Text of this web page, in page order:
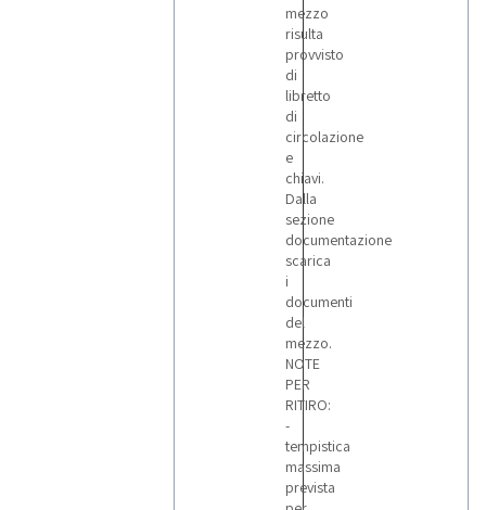
mezzo
risulta
provvisto
di
libretto
di
circolazione
e
chiavi.
Dalla
sezione
documentazione
scarica
i
documenti
del
mezzo.
NOTE
PER
RITIRO:
-
tempistica
massima
prevista